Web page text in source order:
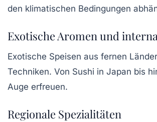
den klimatischen Bedingungen
Exotische Aromen und
Exotische Speisen aus fernen
Techniken. Von Sushi in Japan bis
Auge erfreuen.
Regionale Spezialitäten